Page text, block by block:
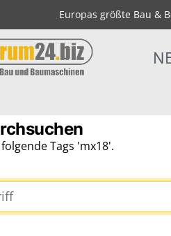
Europas größte Bau &
Tags 'mx18'.